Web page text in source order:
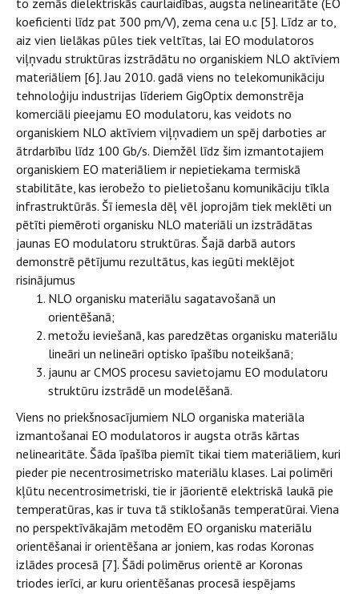
to zemās dielektriskās caurlaidības, augsta nelinearitāte (EO
koeficienti līdz pat 300 pm/V), zema cena u.c [5]. Līdz ar to,
aiz vien lielākas pūles tiek veltītas, lai EO modulatoros
viļņvadu struktūras izstrādātu no organiskiem NLO aktīviem
materiāliem [6]. Jau 2010. gadā viens no telekomunikāciju
tehnoloģiju industrijas līderiem GigOptix demonstrēja
komerciāli pieejamu EO modulatoru, kas veidots no
organiskiem NLO aktīviem viļņvadiem un spēj darboties ar
ātrdarbību līdz 100 Gb/s. Diemžēl līdz šim izmantotajiem
organiskiem EO materiāliem ir nepietiekama termiskā
stabilitāte, kas ierobežo to pielietošanu komunikāciju tīkla
infrastruktūrās. Šī iemesla dēļ vēl joprojām tiek meklēti un
pētīti piemēroti organisku NLO materiāli un izstrādātas
jaunas EO modulatoru struktūras. Šajā darbā autors
demonstrē pētījumu rezultātus, kas iegūti meklējot
risinājumus
NLO organisku materiālu sagatavošanā un
orientēšanā;
metožu ieviešanā, kas paredzētas organisku materiālu
lineāri un nelineāri optisko īpašību noteikšanā;
jaunu ar CMOS procesu savietojamu EO modulatoru
struktūru izstrādē un modelēšanā.
Viens no priekšnosacījumiem NLO organiska materiāla
izmantošanai EO modulatoros ir augsta otrās kārtas
nelinearitāte. Šāda īpašība piemīt tikai tiem materiāliem, kuri
pieder pie necentrosimetrisko materiālu klases. Lai polimēri
kļūtu necentrosimetriski, tie ir jāorientē elektriskā laukā pie
temperatūras, kas ir tuva tā stiklošanās temperatūrai. Viena
no perspektīvākajām metodēm EO organisku materiālu
orientēšanai ir orientēšana ar joniem, kas rodas Koronas
izlādes procesā [7]. Šādi polimērus orientē ar Koronas
triodes ierīci, ar kuru orientēšanas procesā iespējams